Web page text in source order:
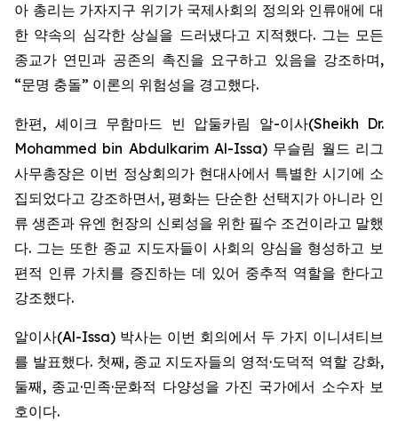
아 총리는 가자지구 위기가 국제사회의 정의와 인류애에 대
한 약속의 심각한 상실을 드러냈다고 지적했다. 그는 모든
종교가 연민과 공존의 촉진을 요구하고 있음을 강조하며,
“문명 충돌” 이론의 위험성을 경고했다.
한편, 셰이크 무함마드 빈 압둘카림 알-이사(Sheikh Dr.
Mohammed bin Abdulkarim Al-Issa) 무슬림 월드 리그
사무총장은 이번 정상회의가 현대사에서 특별한 시기에 소
집되었다고 강조하면서, 평화는 단순한 선택지가 아니라 인
류 생존과 유엔 헌장의 신뢰성을 위한 필수 조건이라고 말했
다. 그는 또한 종교 지도자들이 사회의 양심을 형성하고 보
편적 인류 가치를 증진하는 데 있어 중추적 역할을 한다고
강조했다.
알이사(Al-Issa) 박사는 이번 회의에서 두 가지 이니셔티브
를 발표했다. 첫째, 종교 지도자들의 영적·도덕적 역할 강화,
둘째, 종교·민족·문화적 다양성을 가진 국가에서 소수자 보
호이다.